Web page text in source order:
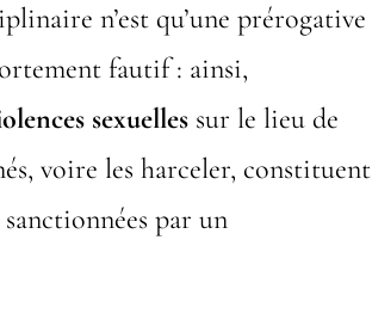
n’est qu’une prérogative
fautif : ainsi,
sexuelles sur le lieu de
voire les harceler, constituent
sanctionnées par un